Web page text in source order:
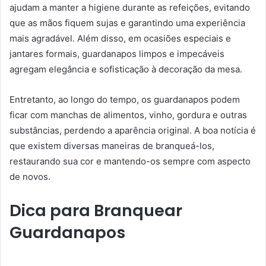
ajudam a manter a higiene durante as refeições, evitando
que as mãos fiquem sujas e garantindo uma experiência
mais agradável. Além disso, em ocasiões especiais e
jantares formais, guardanapos limpos e impecáveis
agregam elegância e sofisticação à decoração da mesa.
Entretanto, ao longo do tempo, os guardanapos podem
ficar com manchas de alimentos, vinho, gordura e outras
substâncias, perdendo a aparência original. A boa notícia é
que existem diversas maneiras de branqueá-los,
restaurando sua cor e mantendo-os sempre com aspecto
de novos.
Dica para Branquear
Guardanapos